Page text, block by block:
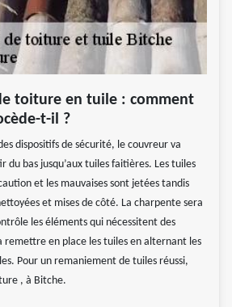
toiture en tuile : comment
t-il ?
dispositifs de sécurité, le couvreur va
du bas jusqu’aux tuiles faitières. Les tuiles
et les mauvaises sont jetées tandis
et mises de côté. La charpente sera
les éléments qui nécessitent des
remettre en place les tuiles en alternant les
Pour un remaniement de tuiles réussi,
, à Bitche.